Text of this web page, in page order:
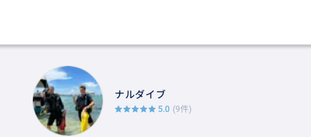
ナルダイブ
5.0 (9件)